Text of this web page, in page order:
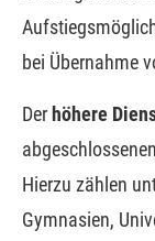
bei Übernahme
Derhöhere
Hierzu zählen
Gymnasien,